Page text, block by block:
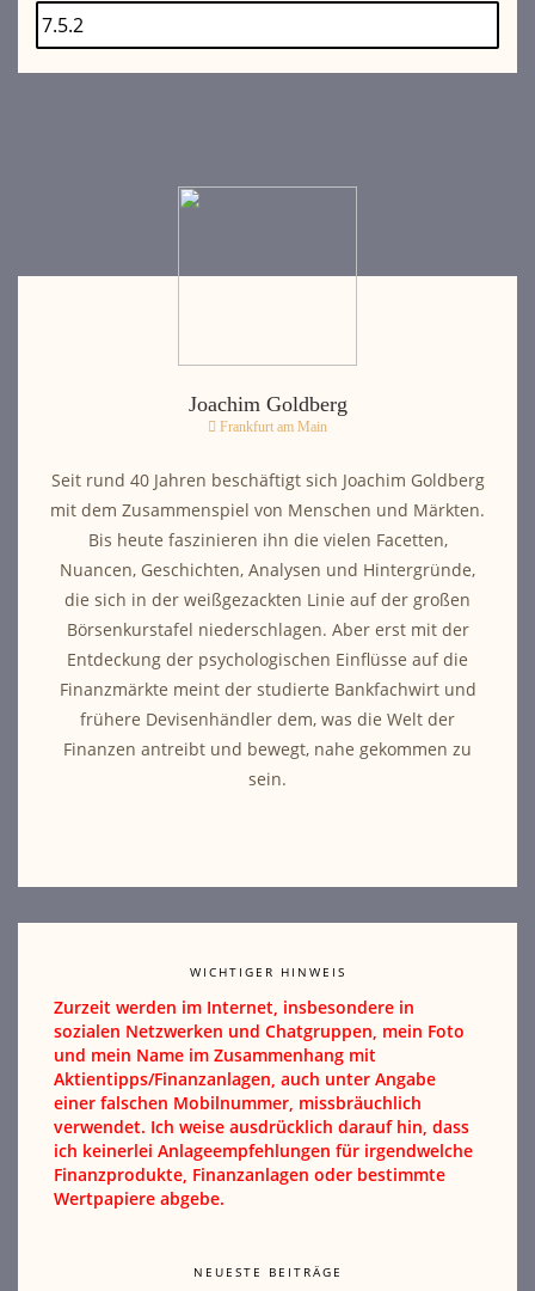
Joachim Goldberg
Frankfurt am Main
Seit rund 40 Jahren beschäftigt sich Joachim Goldberg
mit dem Zusammenspiel von Menschen und Märkten.
Bis heute faszinieren ihn die vielen Facetten,
Nuancen, Geschichten, Analysen und Hintergründe,
die sich in der weißgezackten Linie auf der großen
Börsenkurstafel niederschlagen. Aber erst mit der
Entdeckung der psychologischen Einflüsse auf die
Finanzmärkte meint der studierte Bankfachwirt und
frühere Devisenhändler dem, was die Welt der
Finanzen antreibt und bewegt, nahe gekommen zu
sein.
WICHTIGER HINWEIS
Zurzeit werden im Internet, insbesondere in
sozialen Netzwerken und Chatgruppen, mein Foto
und mein Name im Zusammenhang mit
Aktientipps/Finanzanlagen, auch unter Angabe
einer falschen Mobilnummer, missbräuchlich
verwendet. Ich weise ausdrücklich darauf hin, dass
ich keinerlei Anlageempfehlungen für irgendwelche
Finanzprodukte, Finanzanlagen oder bestimmte
Wertpapiere abgebe.
NEUESTE BEITRÄGE